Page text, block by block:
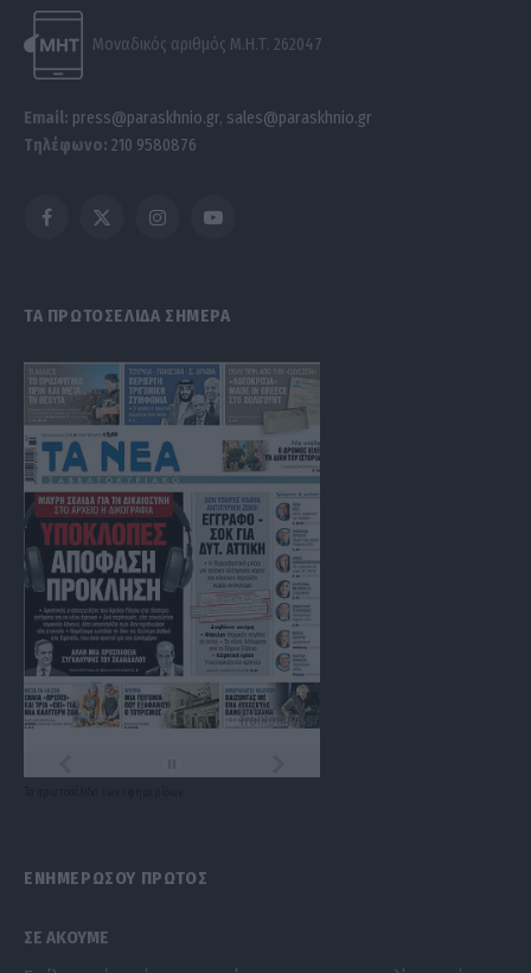
Μοναδικός αριθμός Μ.Η.Τ. 262047
Email: press@paraskhnio.gr, sales@paraskhnio.gr
Τηλέφωνο: 210 9580876
Facebook
X
InstagramYouTube
ΤΑ ΠΡΩΤΟΣΕΛΙΔΑ ΣΗΜΕΡΑ
ΕΝΗΜΕΡΩΣΟΥ ΠΡΩΤΟΣ
ΣΕ ΑΚΟΥΜΕ